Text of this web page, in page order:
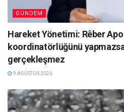
GÜNDEM
Hareket Yönetimi: Rêber
koordinatörlüğünü
gerçekleşmez
9 AĞUSTOS 2026